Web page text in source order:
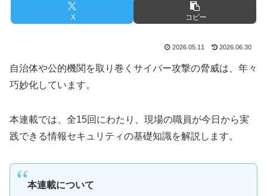
X コピー
2026.05.11 2026.06.30
自治体や公的機関を取り巻くサイバー攻撃の脅威は、年々
巧妙化しています。
本連載では、全15回にわたり、現場の職員が今日から実
践できる情報セキュリティの基礎知識を解説します。
本連載について